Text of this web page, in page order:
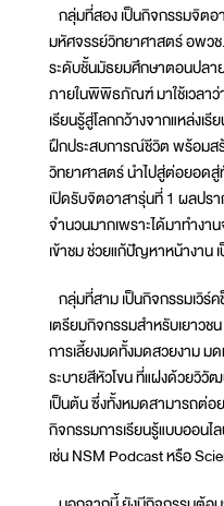
กลุ่มที่สอง เป็นกิจกรรมจิตอ
มหัศจรรย์วิทยาศาสตร์ อพวช.
ระดับชั้นมัธยมศึกษาตอนปลา
ภายในพิพิธภัณฑ์ มาใช้เวลาว่า
เรียนรู้สู่โลกกว้างจากแหล่งเ
ฝึกประสบการณ์ชีวิต พร้อมสร้
วิทยาศาสตร์ นำไปสู่ต่อยอด
เปิดรับจิตอาสารุ่นที่ 1 ผลปร
จำนวนมากเพราะได้มาทำง
เข้าชม ช่วยแก้ปัญหาหน้างาน
กลุ่มที่สาม เป็นกิจกรรมเวิร์
เตรียมกิจกรรมสำหรับเยา
การเลี้ยงมดทั้งมดสวยงาม ม
ระบายสีหัวโขน ที่แฝงด้วยวิวั
เป็นต้น ซึ่งทั้งหมดสามารถต่อ
กิจกรรมการเรียนรู้แบบออน
เช่น NSM Podcast หรือ